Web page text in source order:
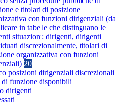
e titolari di posizione
con funzioni dirigenziali (da
in tabelle che distinguano le
situazioni: dirigenti, dirigenti
discrezionalmente, titolari di
organizzativa con funzioni
20
posizioni dirigenziali discrezionali
di funzione disponibili
dirigenti